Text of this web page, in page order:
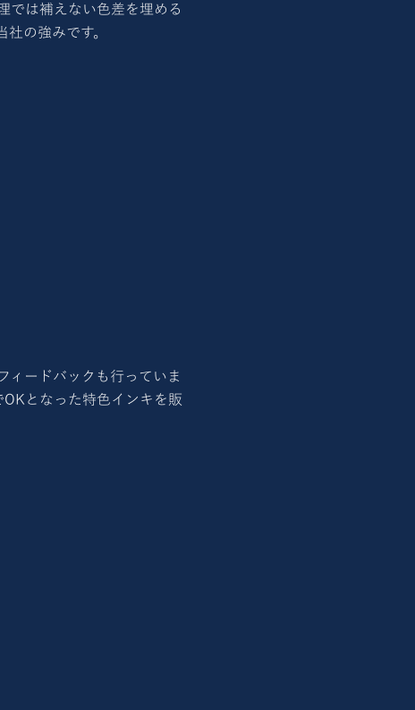
では補えない色差を埋める
の強みです。
ィードバックも行っていま
となった特色インキを販